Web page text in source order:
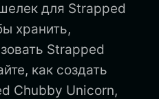
для Strapped
хранить,
Strapped
как создать
Chubby Unicorn,